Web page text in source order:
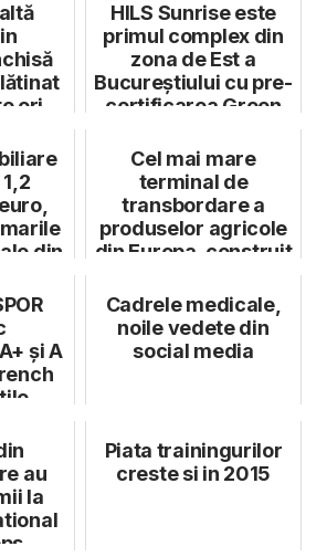
ori
HILS Sunrise este
primul complex din
zona de Est a
Bucureștiului cu pre-
certificarea Green
din
Cel mai mare
terminal de
transbordare a
produselor agricole
din Europa, construit
și A
-...
Cadrele medicale,
noile vedete din
social media
au
la
Piata trainingurilor
creste si in 2015